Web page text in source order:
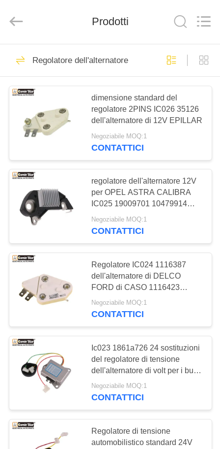
CASA
PRODOTTI
VIDEO
VR
CIRCA
NOI
GIRO
DELLA
FABBRICA
CONTROLLO
QUALITÀ
CONTATTICI
RICHIEDA
UNA
CITAZIONE
parts
Motore del motore
d'avviamento
503
Motore
dell'avviatore
elettrico
280
Motore elettrico
dell'alternatore
812
Sovralimentazioni di
rendimento elevato
31
Prodotti
Regolatore dell'alternatore
dimensione standard del
regolatore 2PINS IC026 35126
dell'alternatore di 12V EPILLAR
Negoziabile MOQ:1
CONTATTICI
regolatore dell'alternatore 12V
per OPEL ASTRA CALIBRA
IC025 19009701 10479914
10479947
Negoziabile MOQ:1
CONTATTICI
Regolatore IC024 1116387
dell'alternatore di DELCO
FORD di CASO 1116423
1116380
Negoziabile MOQ:1
CONTATTICI
Ic023 1861a726 24 sostituzioni
del regolatore di tensione
dell'alternatore di volt per i bus
di
Negoziabile MOQ:1
CONTATTICI
Regolatore di tensione
automobilistico standard 24V